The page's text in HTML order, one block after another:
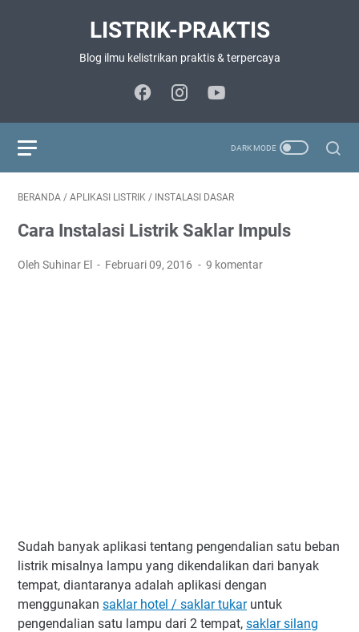
LISTRIK-PRAKTIS
Blog ilmu kelistrikan praktis & terpercaya
BERANDA / APLIKASI LISTRIK / INSTALASI DASAR
Cara Instalasi Listrik Saklar Impuls
Oleh Suhinar El Februari 09, 2016 9 komentar
Sudah banyak aplikasi tentang pengendalian satu beban
listrik misalnya lampu yang dikendalikan dari banyak
tempat, diantaranya adalah aplikasi dengan
menggunakan saklar hotel / saklar tukaruntuk
pengendalian satu lampu dari 2 tempat, saklar silang